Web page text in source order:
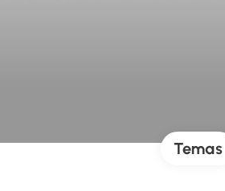
Temas